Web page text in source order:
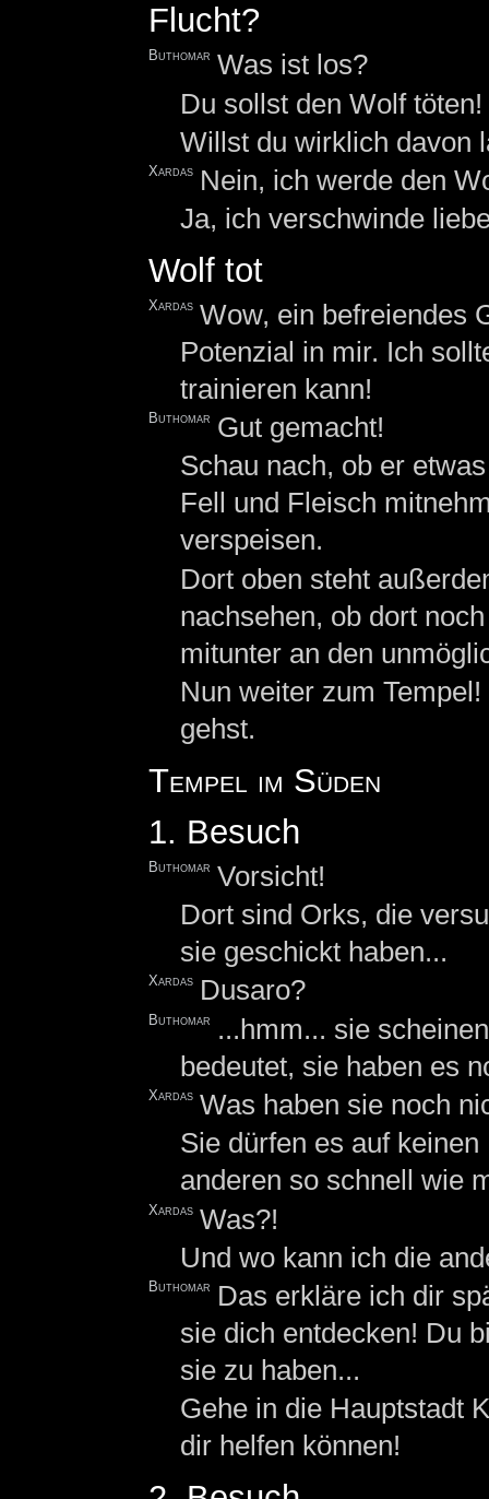
Flucht?
Buthomar Was ist los?
Du sollst den Wolf töten!
Willst du wirklich davon
Xardas Nein, ich werde den
Ja, ich verschwinde
Wolf tot
Xardas Wow, ein befreiendes
Potenzial in mir. Ich
trainieren kann!
Buthomar Gut gemacht!
Schau nach, ob er
Fell und Fleisch
verspeisen.
Dort oben steht
nachsehen, ob dort
mitunter an den
Nun weiter zum
gehst.
Tempel im Süden
1. Besuch
Buthomar Vorsicht!
Dort sind Orks, die
sie geschickt haben...
Xardas Dusaro?
Buthomar
...hmm... sie
bedeutet, sie haben es
Xardas Was haben sie noch
Sie dürfen es auf
anderen so schnell wie
Xardas Was?!
Und wo kann ich die
Buthomar
Das erkläre ich dir
sie dich entdecken! Du
sie zu haben...
Gehe in die Hauptstadt
dir helfen können!